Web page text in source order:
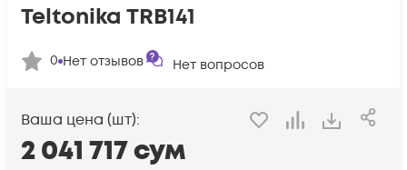
Teltonika TRB141
0 Нет отзывов Нет вопросов
Ваша цена (шт):
2 041 717сум